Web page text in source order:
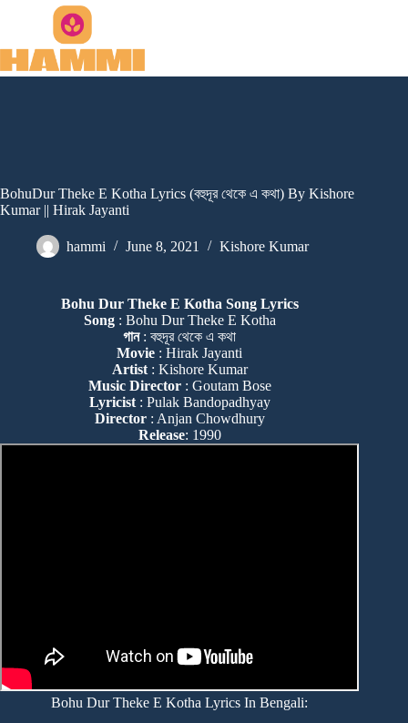
BohuDur Theke E Kotha Lyrics (বহুদূর থেকে এ কথা) By Kishore
Kumar || Hirak Jayanti
hammi June 8, 2021 Kishore Kumar
Bohu Dur Theke E Kotha Song Lyrics
Song : Bohu Dur Theke E Kotha
গান : বহুদূর থেকে এ কথা
Movie : Hirak Jayanti
Artist : Kishore Kumar
Music Director : Goutam Bose
Lyricist : Pulak Bandopadhyay
Director : Anjan Chowdhury
Release: 1990
Bohu Dur Theke E Kotha Lyrics In Bengali: